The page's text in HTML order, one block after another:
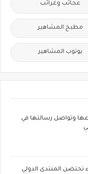
عجائب وغرائب
مطبخ المشاهير
يوتوب المشاهير
وتواصل رسالتها في
تحتضن المنتدى الدولي